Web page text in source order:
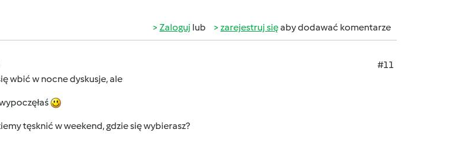
Zaloguj lub zarejestruj sięaby dodawać komentarze
#11
wbić w nocne dyskusje, ale
tęsknić w weekend, gdzie się wybierasz?